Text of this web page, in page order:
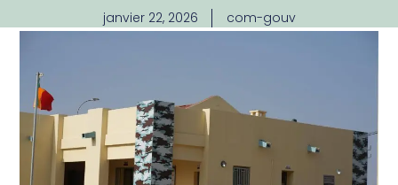
janvier 22, 2026 com-gouv